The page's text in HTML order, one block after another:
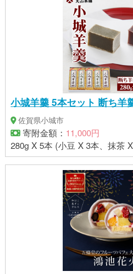
小城羊羹 5本セット 断ち羊
佐賀県小城市
寄附金額： 11,000円
280g X 5本 (小豆 X 3本、抹茶 X